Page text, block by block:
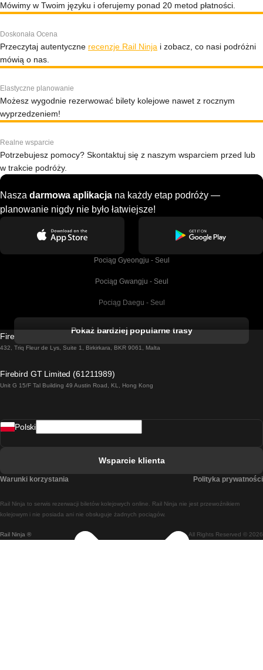
Mówimy w Twoim języku i oferujemy ponad 20 metod płatności.
Doskonała Ocena
Przeczytaj autentyczne recenzje Rail Ninja i zobacz, co nasi podróżni
mówią o nas.
Elastyczne planowanie
Możesz wygodnie rezerwować bilety kolejowe nawet z rocznym
wyprzedzeniem!
Realne wsparcie
Potrzebujesz pomocy? Skontaktuj się z naszym wsparciem przed lub
w trakcie podróży.
Nasza darmowa aplikacja na każdy etap podróży —
planowanie nigdy nie było łatwiejsze!
Pociąg Gyeongju - Seul
Pociąg Gwangju - Seul
Pociąg Daegu - Seul
Pociąg Dublin - Galway
Pociąg Rzym - Neapol
Pociąg Madryt - Lizbona
Pociąg Madryt - Barcelona
Pokaż bardziej popularne trasy
Firebird GT Limited (OC 1451)
432, Triq Fleur de Lys, Suite 1, Birkirkara, BKR 9061, Malta
Firebird GT Limited (61211989)
Unit G 15/F Tal Building 49 Austin Road, KL, Hong Kong
Rail Ninja ® All Rights Reserved © 2026
Rail Ninja to serwis rezerwacji biletów kolejowych online. Rail Ninja nie jest przewoźnikiem
kolejowym i nie posiada ani nie obsługuje żadnych pociągów.
Polski
Wsparcie klienta
Warunki korzystania Polityka prywatności